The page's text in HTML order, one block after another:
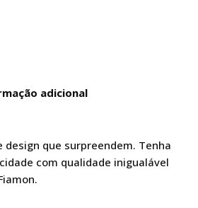
adicional
design que surpreendem. Tenha
com qualidade inigualável